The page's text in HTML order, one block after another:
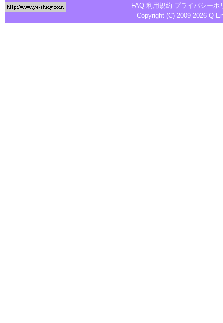
FAQ 利用規約 プライバシーポ
Copyright (C) 2009-2026 Q-